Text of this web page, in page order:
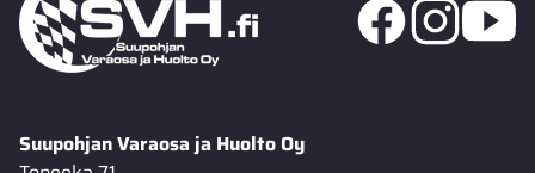
Suupohjan Varaosa ja Huolto Oy